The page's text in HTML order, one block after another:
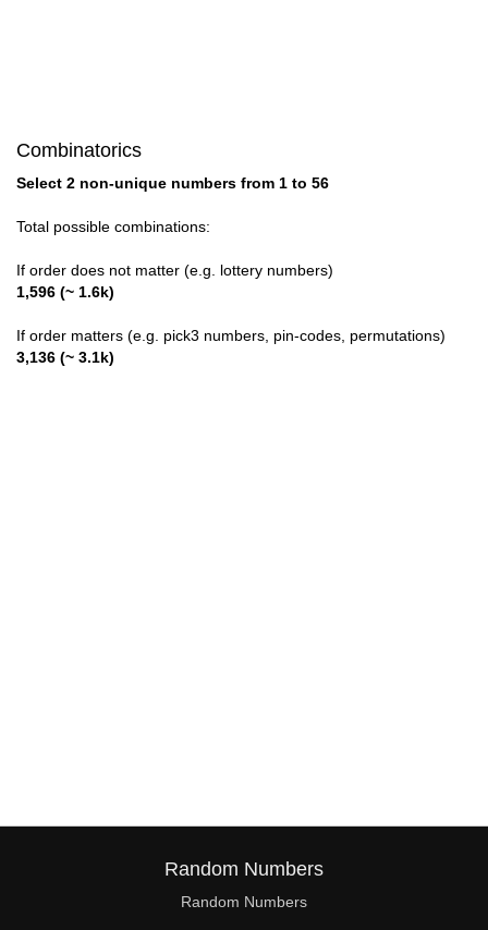
Combinatorics
Select 2 non-unique numbers from 1 to 56
Total possible combinations:
If order does not matter (e.g. lottery numbers)
1,596 (~ 1.6k)
If order matters (e.g. pick3 numbers, pin-codes, permutations)
3,136 (~ 3.1k)
Random Numbers
Random Numbers